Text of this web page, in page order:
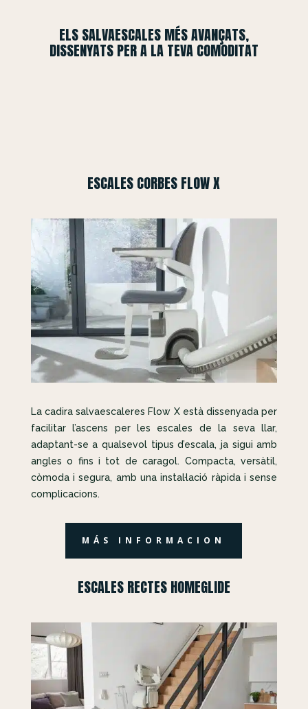
ELS SALVAESCALES MÉS AVANÇATS,
DISSENYATS PER A LA TEVA COMODITAT
ESCALES CORBES FLOW X
La cadira salvaescaleres Flow X està dissenyada per
facilitar l’ascens per les escales de la seva llar,
adaptant-se a qualsevol tipus d’escala, ja sigui amb
angles o fins i tot de caragol. Compacta, versàtil,
còmoda i segura, amb una instal·lació ràpida i sense
complicacions.
MÁS INFORMACION
ESCALES RECTES HOMEGLIDE